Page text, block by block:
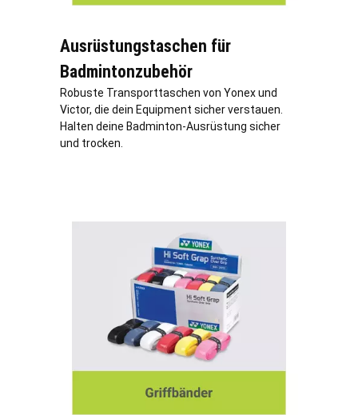
Ausrüstungstaschen für
Badmintonzubehör
Robuste Transporttaschen von Yonex und
Victor, die dein Equipment sicher verstauen.
Halten deine Badminton-Ausrüstung sicher
und trocken.